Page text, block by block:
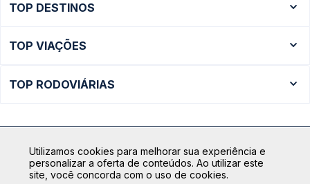
TOP DESTINOS
Ônibus São Paulo
TOP VIAÇÕES
Passagens Pássaro Marron
+ Viações
TOP RODOVIÁRIAS
Rodoviária Belo Horizonte - Gov. Israel Pinheiro (Tergip)
Rodoviária Curitiba
Calçada das Margaridas, 163 - Sala 02 - Condomínio Centro
Comercial Alphaville, Barueri - SP | CEP: 06453-038
Utilizamos cookies para melhorar sua experiência e
personalizar a oferta de conteúdos. Ao utilizar este
site, você concorda com o uso de cookies.